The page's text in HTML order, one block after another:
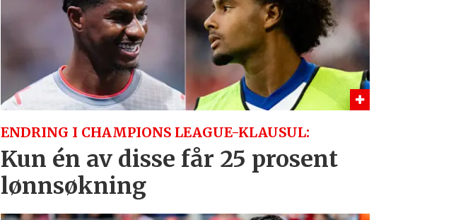
ENDRING I CHAMPIONS LEAGUE-KLAUSUL:
Kun én av disse får 25 prosent
lønnsøkning